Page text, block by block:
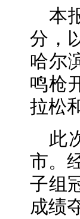
本
分，
哈尔
鸣枪
拉松
此
市。
子组
成绩